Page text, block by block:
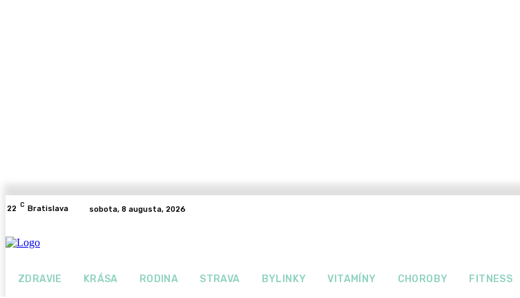
22 C Bratislava sobota, 8 augusta, 2026
ZDRAVIE KRÁSA RODINA STRAVA BYLINKY VITAMÍNY CHOROBY FITNESS